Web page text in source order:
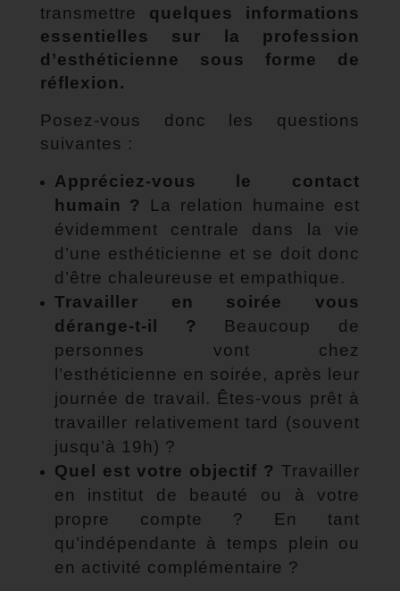
transmettre quelques informations
essentielles sur la profession
d’esthéticienne sous forme de
réflexion.
Posez-vous donc les questions
suivantes :
Appréciez-vous le contact
humain ?
La relation humaine est
évidemment centrale dans la vie
d’une esthéticienne et se doit donc
d’être chaleureuse et empathique.
Travailler en soirée vous
dérange-t-il ?
Beaucoup de
personnes vont chez
l’esthéticienne en soirée, après leur
journée de travail. Êtes-vous prêt à
travailler relativement tard (souvent
jusqu’à 19h) ?
Quel est votre objectif ? Travailler
en institut de beauté ou à votre
propre compte ? En tant
qu’indépendante à temps plein ou
en activité complémentaire ?